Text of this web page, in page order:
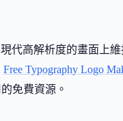
代高解析度的畫面上
Free Typography Logo
免費資源。